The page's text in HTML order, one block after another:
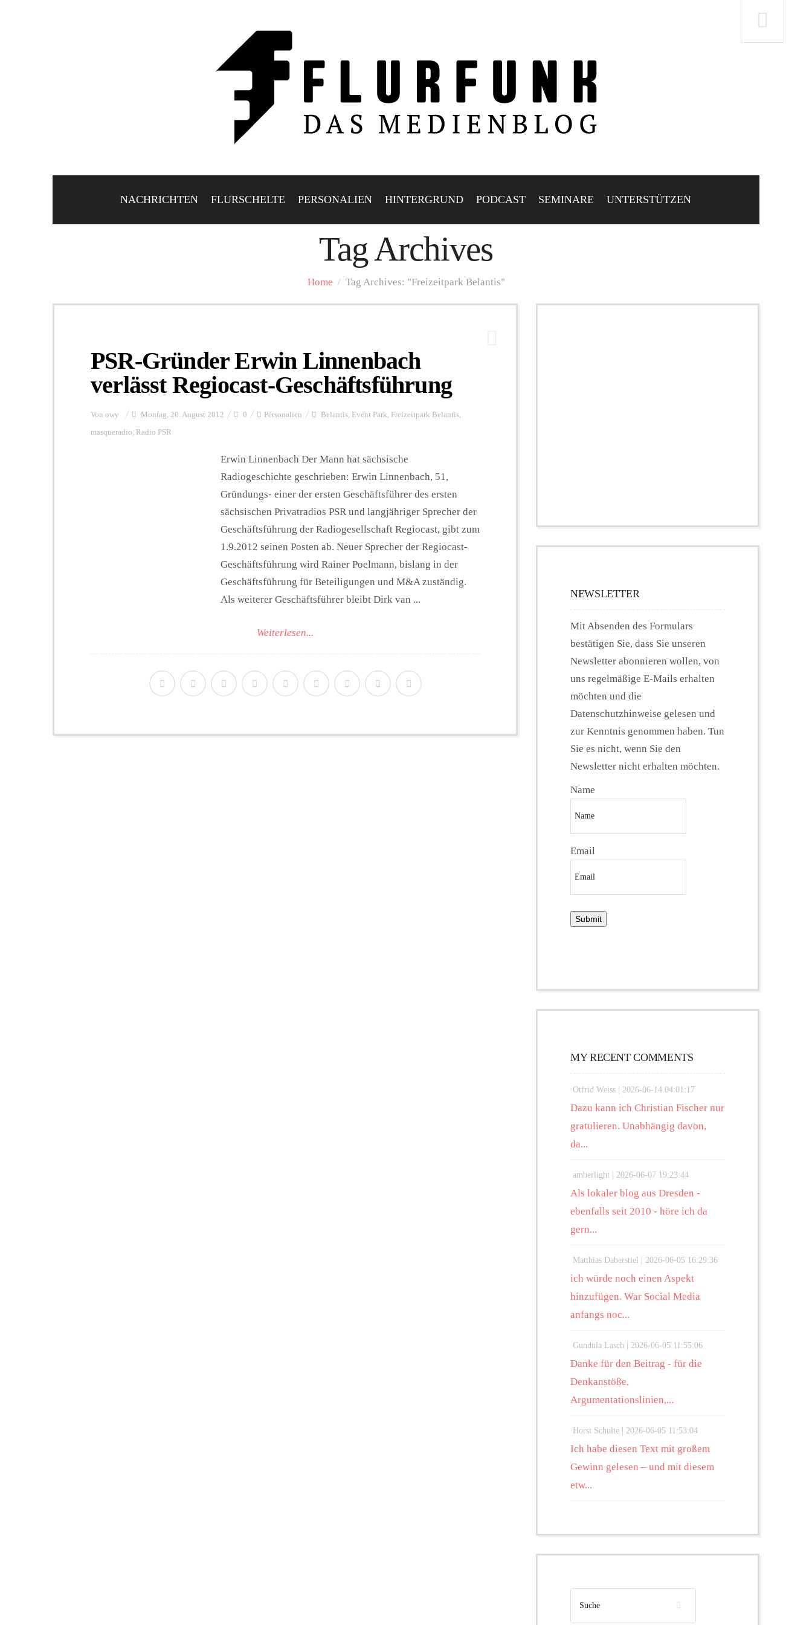
NACHRICHTEN FLURSCHELTE PERSONALIEN HINTERGRUND PODCAST SEMINARE UNTERSTÜTZEN
Tag Archives
Home / Tag Archives: "Freizeitpark Belantis"
PSR-Gründer Erwin Linnenbach
verlässt Regiocast-Geschäftsführung
Von owy Montag, 20. August 2012 0 Personalien Belantis, Event Park, Freizeitpark Belantis,
masqueradio, Radio PSR
Erwin Linnenbach Der Mann hat sächsische
Radiogeschichte geschrieben: Erwin Linnenbach, 51,
Gründungs- einer der ersten Geschäftsführer des ersten
sächsischen Privatradios PSR und langjähriger Sprecher der
Geschäftsführung der Radiogesellschaft Regiocast, gibt zum
1.9.2012 seinen Posten ab. Neuer Sprecher der Regiocast-
Geschäftsführung wird Rainer Poelmann, bislang in der
Geschäftsführung für Beteiligungen und M&A zuständig.
Als weiterer Geschäftsführer bleibt Dirk van ...
Weiterlesen...
NEWSLETTER
Mit Absenden des Formulars
bestätigen Sie, dass Sie unseren
Newsletter abonnieren wollen, von
uns regelmäßige E-Mails erhalten
möchten und die
Datenschutzhinweise gelesen und
zur Kenntnis genommen haben. Tun
Sie es nicht, wenn Sie den
Newsletter nicht erhalten möchten.
Name
Email
MY RECENT COMMENTS
Otfrid Weiss | 2026-06-14 04:01:17
Dazu kann ich Christian Fischer nur
gratulieren. Unabhängig davon,
da...
amberlight | 2026-06-07 19:23:44
Als lokaler blog aus Dresden -
ebenfalls seit 2010 - höre ich da
gern...
Matthias Daberstiel | 2026-06-05 16:29:36
ich würde noch einen Aspekt
hinzufügen. War Social Media
anfangs noc...
Gundula Lasch | 2026-06-05 11:55:06
Danke für den Beitrag - für die
Denkanstöße,
Argumentationslinien,...
Horst Schulte | 2026-06-05 11:53:04
Ich habe diesen Text mit großem
Gewinn gelesen – und mit diesem
etw...